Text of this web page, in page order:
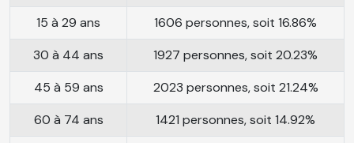
15 à 29 ans
1606 personnes, soit 16.86%
30 à 44 ans
1927 personnes, soit 20.23%
45 à 59 ans
2023 personnes, soit 21.24%
60 à 74 ans
1421 personnes, soit 14.92%